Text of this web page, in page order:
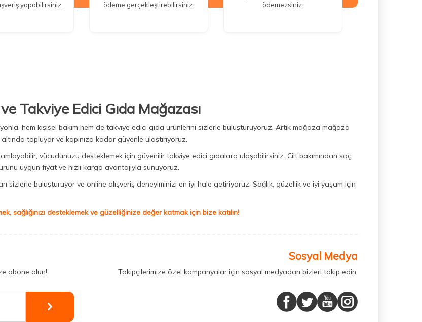
yapabilirsiniz.
ödeme gerçekleştirebilirsiniz.
ödemezsiniz.
Takviye Edici Gıda Mağazası
hem kişisel bakım hem de takviye edici gıda ürünlerini sizlerle buluşturuyoruz. Artık mağaza mağaza
topluyor ve kapınıza kadar güvenle ulaştırıyoruz.
vücudunuzu desteklemek için güvenilir takviye edici gıdalara ulaşabilirsiniz. Cilt bakımından saç
uygun fiyat ve hızlı kargo avantajıyla sunuyoruz.
sizlerle buluşturuyor ve online alışveriş deneyiminizi en iyi hale getiriyoruz. Sağlık, güzellik ve iyi yaşam için
sağlığınızı desteklemek ve güzelliğinize değer katmak için bize katılın!
abone olun!
Sosyal Medya
Takipçilerimize özel kampanyalar için sosyal medyadan bizleri takip edin.